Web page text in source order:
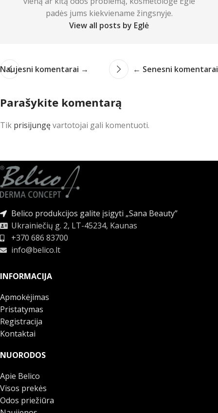
padės jums kiekviename žingsnyje.
View all posts by Eglė
Naujesni komentarai → ← Senesni komentarai
Parašykite komentarą
Tik prisijungęvartotojai gali komentuoti.
Belico produkcijos galite įsigyti „Sana Beauty”
Ukrainiečių g. 2, LT-45234, Kaunas
+370 686 83700
info@belico.lt
INFORMACIJA
Apmokėjimas
Pristatymas
Registracija
Kontaktai
NUORODOS
Apie Belico
Visos prekės
Odos priežiūra